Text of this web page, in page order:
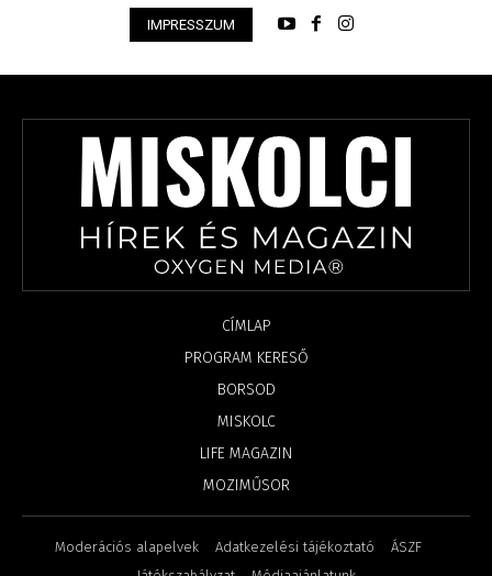
IMPRESSZUM
CÍMLAP
PROGRAM KERESŐ
BORSOD
MISKOLC
LIFE MAGAZIN
MOZIMŰSOR
Moderációs alapelvek Adatkezelési tájékoztató
ÁSZF